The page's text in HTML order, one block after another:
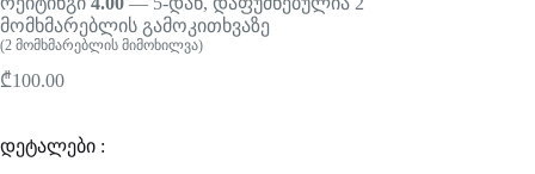
მომხმარებლის გამოკითხვაზე
(2 მომხმარებლის მიმოხილვა)
₾100.00
დეტალები :